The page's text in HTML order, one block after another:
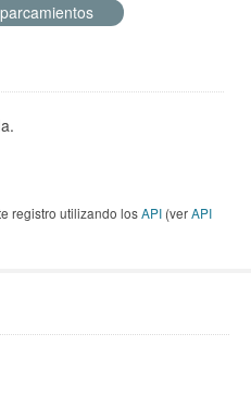
registro utilizando losAPI (verAPI